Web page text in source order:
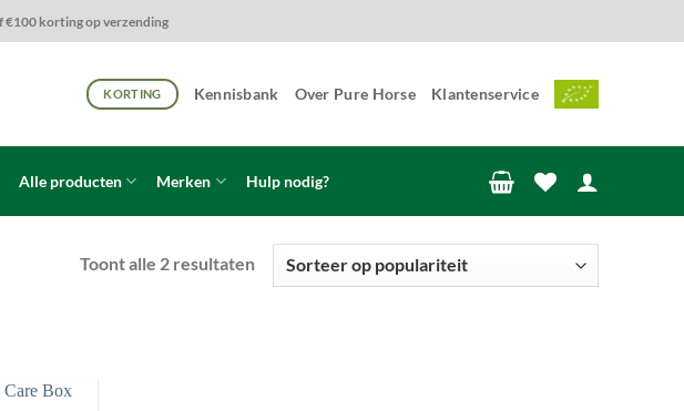
€100 korting op verzending
KORTING Kennisbank Over Pure Horse Klantenservice
Alle producten Merken Hulp nodig?
Toont alle 2 resultatenGesorteerd
op